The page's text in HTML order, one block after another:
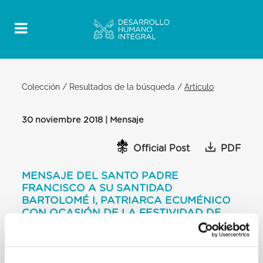
Colección / Resultados de la búsqueda /Artículo
30 noviembre 2018 | Mensaje
Official Post PDF
MENSAJE DEL SANTO PADRE
FRANCISCO A SU SANTIDAD
BARTOLOMÉ I, PATRIARCA ECUMÉNICO
CON OCASIÓN DE LA FESTIVIDAD DE